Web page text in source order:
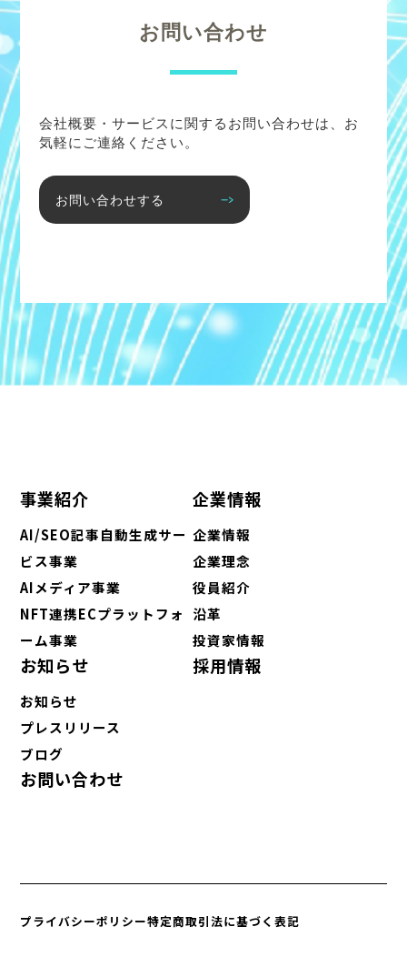
お問い合わせ
会社概要・サービスに関するお問い合わせは、お
気軽にご連絡ください。
お問い合わせする
事業紹介
AI/SEO記事自動生成サー
ビス事業
AIメディア事業
NFT連携ECプラットフォ
ーム事業
企業情報
企業情報
企業理念
役員紹介
沿革
投資家情報
お知らせ
お知らせ
プレスリリース
ブログ
採用情報
お問い合わせ
プライバシーポリシー特定商取引法に基づく表記